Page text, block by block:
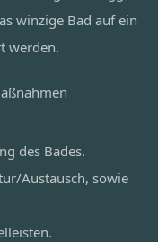
winzige Bad auf ein
werden.
des Bades.
Austausch, sowie